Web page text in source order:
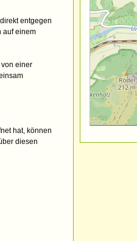
entgegen
auf einem
einer
hat, können
diesen